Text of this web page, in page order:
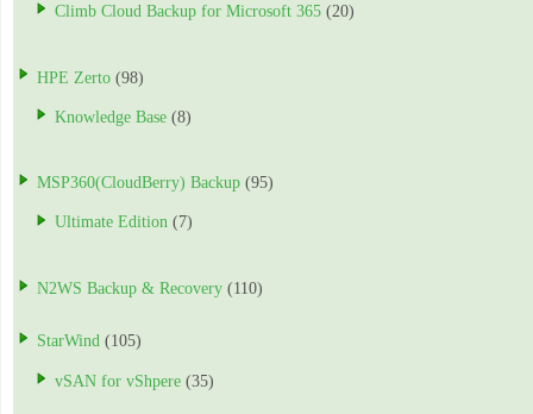
Climb Cloud Backup for Microsoft 365 (20)
HPE Zerto (98)
Knowledge Base (8)
MSP360(CloudBerry) Backup (95)
Ultimate Edition (7)
N2WS Backup & Recovery (110)
StarWind (105)
vSAN for vShpere (35)